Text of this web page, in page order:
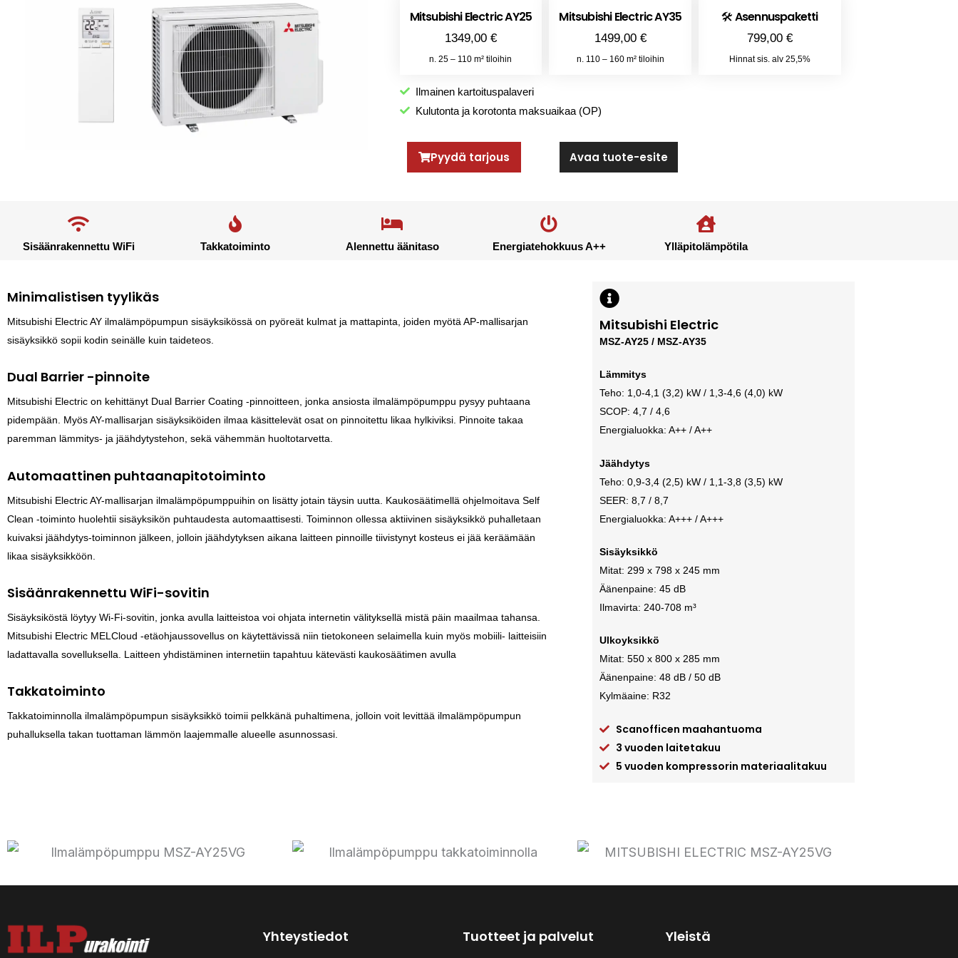
Mitsubishi Electric AY25
1349,00 €
n. 25 – 110 m² tiloihin
Mitsubishi Electric AY35
1499,00 €
n. 110 – 160 m² tiloihin
🛠️ Asennuspaketti
799,00 €
Hinnat sis. alv 25,5%
Ilmainen kartoituspalaveri
Kulutonta ja korotonta maksuaikaa (OP)
Pyydä tarjous Avaa tuote-esite
Sisäänrakennettu WiFi Takkatoiminto Alennettu äänitaso Energiatehokkuus A++ Ylläpitolämpötila
Minimalistisen tyylikäs
Mitsubishi Electric AY ilmalämpöpumpun sisäyksikössä on pyöreät kulmat ja mattapinta, joiden myötä AP-mallisarjan
sisäyksikkö sopii kodin seinälle kuin taideteos.
Dual Barrier -pinnoite
Mitsubishi Electric on kehittänyt Dual Barrier Coating -pinnoitteen, jonka ansiosta ilmalämpöpumppu pysyy puhtaana
pidempään. Myös AY-mallisarjan sisäyksiköiden ilmaa käsittelevät osat on pinnoitettu likaa hylkiviksi. Pinnoite takaa
paremman lämmitys- ja jäähdytystehon, sekä vähemmän huoltotarvetta.
Automaattinen puhtaanapitotoiminto
Mitsubishi Electric AY-mallisarjan ilmalämpöpumppuihin on lisätty jotain täysin uutta. Kaukosäätimellä ohjelmoitava Self
Clean -toiminto huolehtii sisäyksikön puhtaudesta automaattisesti. Toiminnon ollessa aktiivinen sisäyksikkö puhalletaan
kuivaksi jäähdytys-toiminnon jälkeen, jolloin jäähdytyksen aikana laitteen pinnoille tiivistynyt kosteus ei jää keräämään
likaa sisäyksikköön.
Sisäänrakennettu WiFi-sovitin
Sisäyksiköstä löytyy Wi-Fi-sovitin, jonka avulla laitteistoa voi ohjata internetin välityksellä mistä päin maailmaa tahansa.
Mitsubishi Electric MELCloud -etäohjaussovellus on käytettävissä niin tietokoneen selaimella kuin myös mobiili- laitteisiin
ladattavalla sovelluksella. Laitteen yhdistäminen internetiin tapahtuu kätevästi kaukosäätimen avulla
Takkatoiminto
Takkatoiminnolla ilmalämpöpumpun sisäyksikkö toimii pelkkänä puhaltimena, jolloin voit levittää ilmalämpöpumpun
puhalluksella takan tuottaman lämmön laajemmalle alueelle asunnossasi.
Mitsubishi Electric
MSZ-AY25 / MSZ-AY35
Lämmitys
Teho: 1,0-4,1 (3,2) kW / 1,3-4,6 (4,0) kW
SCOP: 4,7 / 4,6
Energialuokka: A++ / A++
Jäähdytys
Teho: 0,9-3,4 (2,5) kW / 1,1-3,8 (3,5) kW
SEER: 8,7 / 8,7
Energialuokka: A+++ / A+++
Sisäyksikkö
Mitat: 299 x 798 x 245 mm
Äänenpaine: 45 dB
Ilmavirta: 240-708 m³
Ulkoyksikkö
Mitat: 550 x 800 x 285 mm
Äänenpaine: 48 dB / 50 dB
Kylmäaine: R32
Scanofficen maahantuoma
3 vuoden laitetakuu
5 vuoden kompressorin materiaalitakuu
Yhteystiedot Tuotteet ja palvelut Yleistä